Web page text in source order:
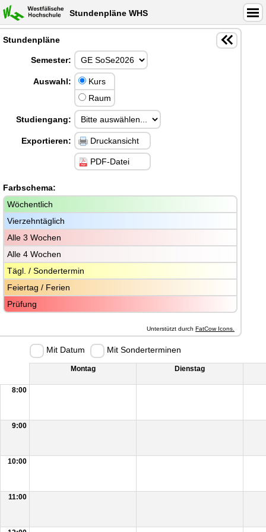
Stundenpläne WHS
Stundenpläne
Semester:
Auswahl:
Kurs
Raum
Studiengang:
Exportieren: Druckansicht
PDF-Datei
Farbschema:
Wöchentlich
Vierzehntäglich
Alle 3 Wochen
Alle 4 Wochen
Tägl. / Sondertermin
Feiertag / Ferien
Prüfung
Unterstützt durch FatCow Icons.
Mit Datum Mit Sonderterminen
8:00
9:00
10:00
11:00
Montag Dienstag